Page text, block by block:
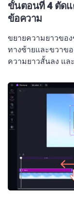
ขั้นตอนที่ 4ตัดแ
ข้อความ
ขยายความยาวขอ
ทางซ้ายและขวาข
ความยาวสั้นลง แล